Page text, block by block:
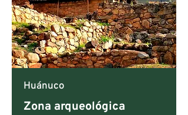
Huánuco
Zona arqueológica